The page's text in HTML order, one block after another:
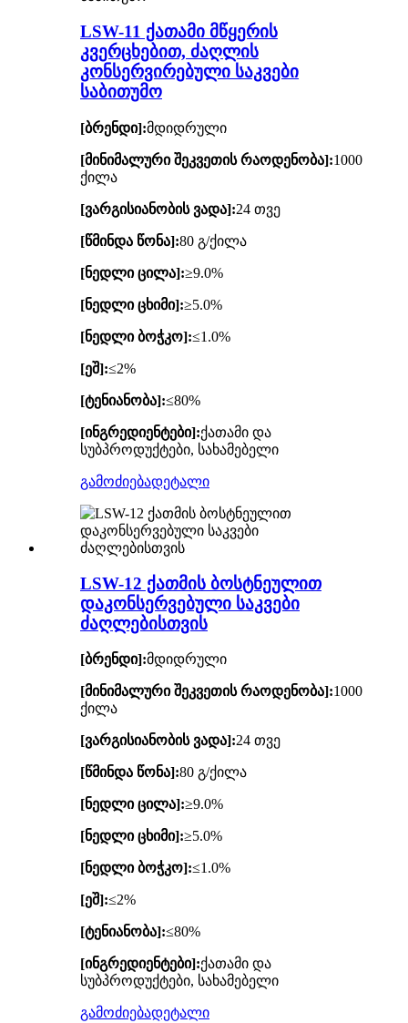
LSW-11 ქათამი მწყერის
კვერცხებით, ძაღლის
კონსერვირებული საკვები
საბითუმო
[ბრენდი]:მდიდრული
[მინიმალური შეკვეთის რაოდენობა]:1000
ქილა
[ვარგისიანობის ვადა]:24 თვე
[წმინდა წონა]:80 გ/ქილა
[ნედლი ცილა]:≥9.0%
[ნედლი ცხიმი]:≥5.0%
[ნედლი ბოჭკო]:≤1.0%
[ეშ]:≤2%
[ტენიანობა]:≤80%
[ინგრედიენტები]:ქათამი და
სუბპროდუქტები, სახამებელი
გამოძიებადეტალი
LSW-12 ქათმის ბოსტნეულით
დაკონსერვებული საკვები
ძაღლებისთვის
[ბრენდი]:მდიდრული
[მინიმალური შეკვეთის რაოდენობა]:1000
ქილა
[ვარგისიანობის ვადა]:24 თვე
[წმინდა წონა]:80 გ/ქილა
[ნედლი ცილა]:≥9.0%
[ნედლი ცხიმი]:≥5.0%
[ნედლი ბოჭკო]:≤1.0%
[ეშ]:≤2%
[ტენიანობა]:≤80%
[ინგრედიენტები]:ქათამი და
სუბპროდუქტები, სახამებელი
გამოძიებადეტალი